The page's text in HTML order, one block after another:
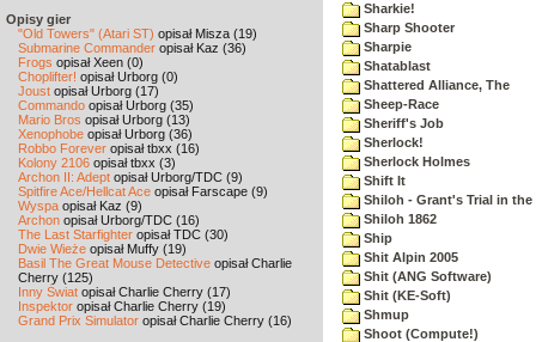
Opisy gier
"Old Towers" (Atari ST) opisał Misza (19)
Submarine Commander opisał Kaz (36)
Frogs opisał Xeen (0)
Choplifter! opisał Urborg (0)
Joust opisał Urborg (17)
Commando opisał Urborg (35)
Mario Bros opisał Urborg (13)
Xenophobe opisał Urborg (36)
Robbo Forever opisał tbxx (16)
Kolony 2106 opisał tbxx (3)
Archon II: Adept opisał Urborg/TDC (9)
Spitfire Ace/Hellcat Ace opisał Farscape (9)
Wyspa opisał Kaz (9)
Archon opisał Urborg/TDC (16)
The Last Starfighter opisał TDC (30)
Dwie Wieże opisał Muffy (19)
Basil The Great Mouse Detective opisał Charlie
Cherry (125)
Inny Świat opisał Charlie Cherry (17)
Inspektor opisał Charlie Cherry (19)
Grand Prix Simulator opisał Charlie Cherry (16)
Sharkie!
Sharp Shooter
Sharpie
Shatablast
Shattered Alliance, The
Sheep-Race
Sheriff's Job
Sherlock!
Sherlock Holmes
Shift It
Shiloh - Grant's Trial in the
Shiloh 1862
Ship
Shit Alpin 2005
Shit (ANG Software)
Shit (KE-Soft)
Shmup
Shoot (Compute!)